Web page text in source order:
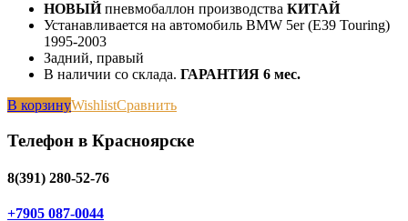
НОВЫЙпневмобаллон производства КИТАЙ
Устанавливается на автомобиль BMW 5er (E39 Touring)
1995-2003
Задний, правый
В наличии со склада. ГАРАНТИЯ 6 мес.
В корзинуWishlistСравнить
Телефон в Красноярске
8(391) 280-52-76
+7905 087-0044